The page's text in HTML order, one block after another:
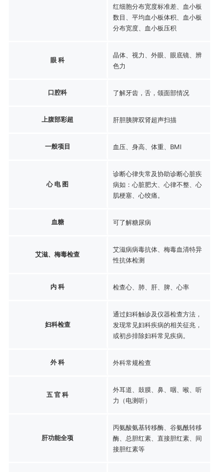
红细胞分布宽度标准差、血小板
数目、平均血小板体积、血小板
分布宽度、血小板压积
眼 科
晶体、视力、外眼、眼底镜、辨
色力
口腔科 了解牙齿，舌，颌面部情况
上腹部彩超 肝胆胰脾双肾超声扫描
一般项目 血压、身高、体重、BMI
心 电 图
诊断心律失常及协助诊断心脏疾
病如：心脏肥大、心律不整、心
肌梗塞、心绞痛。
血糖 可了解糖尿病
艾滋、梅毒检查
艾滋病病毒抗体、梅毒血清特异
性抗体检测
内 科 检查心、肺、肝、脾、心率
妇科检查
通过妇科触诊及仪器检查方法，
发现常见妇科疾病的相关征兆，
或初步排除妇科常见疾病。
外 科 外科常规检查
五 官 科
外耳道、鼓膜、鼻、咽、喉、听
力（电测听）
肝功能全项
丙氨酸氨基转移酶、谷氨酰转移
酶、总胆红素、直接胆红素、间
接胆红素等